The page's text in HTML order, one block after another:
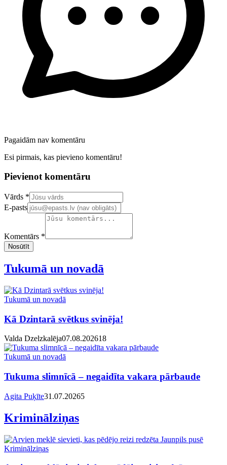
Pagaidām nav komentāru
Esi pirmais, kas pievieno komentāru!
Pievienot komentāru
Confirm your email address
Vārds *
E-pasts
Komentārs *
Nosūtīt
Tukumā un novadā
Tukumā un novadā
Kā Dzintarā svētkus svinēja!
Valda Dzelzkalēja07.08.202618
Tukumā un novadā
Tukuma slimnīcā – negaidīta vakara pārbaude
Agita Puķīte31.07.20265
Kriminālziņas
Kriminālziņas